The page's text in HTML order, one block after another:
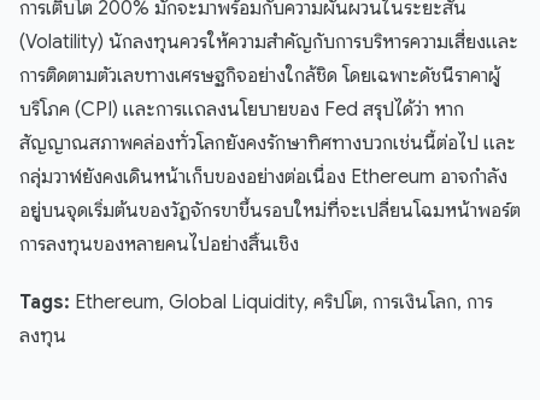
การเติบโต 200% มักจะมาพร้อมกับความผันผวนในระยะสั้น
(Volatility) นักลงทุนควรให้ความสำคัญกับการบริหารความเสี่ยงและ
การติดตามตัวเลขทางเศรษฐกิจอย่างใกล้ชิด โดยเฉพาะดัชนีราคาผู้
บริโภค (CPI) และการแถลงนโยบายของ Fed สรุปได้ว่า หาก
สัญญาณสภาพคล่องทั่วโลกยังคงรักษาทิศทางบวกเช่นนี้ต่อไป และ
กลุ่มวาฬยังคงเดินหน้าเก็บของอย่างต่อเนื่อง Ethereum อาจกำลัง
อยู่บนจุดเริ่มต้นของวัฏจักรขาขึ้นรอบใหม่ที่จะเปลี่ยนโฉมหน้าพอร์ต
การลงทุนของหลายคนไปอย่างสิ้นเชิง
Tags: Ethereum, Global Liquidity, คริปโต, การเงินโลก, การ
ลงทุน